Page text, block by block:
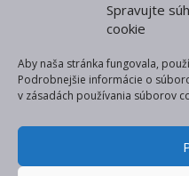
Spravujte
cookie
Aby naša stránka fungovala,
Podrobnejšie informácie o
v zásadách používania súborov